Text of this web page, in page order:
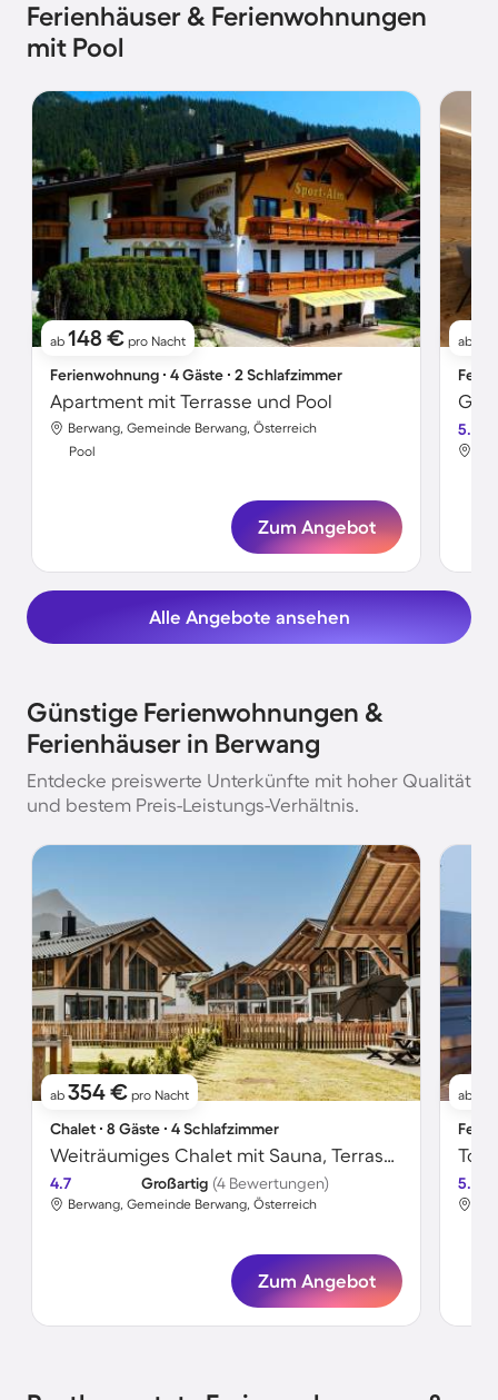
Ferienhäuser & Ferienwohnungen
mit Pool
ab 148 € pro Nacht
Ferienwohnung ∙ 4 Gäste ∙ 2 Schlafzimmer
Apartment mit Terrasse und Pool
Berwang, Gemeinde Berwang, Österreich
Pool
Zum Angebot
ab
5.0
Alle Angebote ansehen
Günstige Ferienwohnungen &
Ferienhäuser in Berwang
Entdecke preiswerte Unterkünfte mit hoher Qualität
und bestem Preis-Leistungs-Verhältnis.
ab 354 € pro Nacht
Chalet ∙ 8 Gäste ∙ 4 Schlafzimmer
Weiträumiges Chalet mit Sauna, Terrasse und Garten | Nah am Skifahren | Haustierfreundlich
4.7 Großartig (4 Bewertungen)
Berwang, Gemeinde Berwang, Österreich
Zum Angebot
ab
5.0